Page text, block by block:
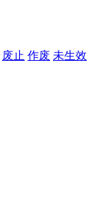
废止 作废 未生效